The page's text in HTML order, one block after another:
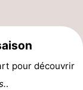
pour découvrir
.